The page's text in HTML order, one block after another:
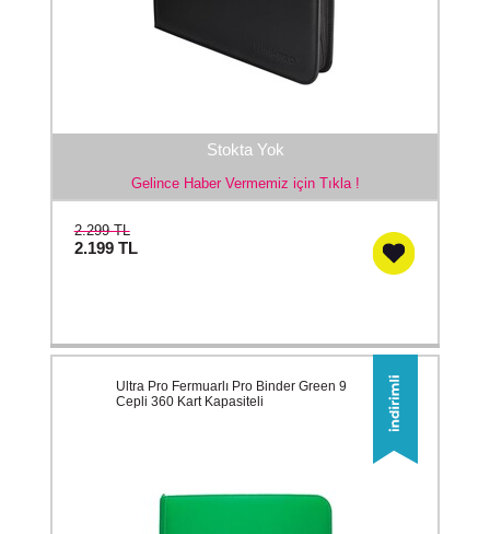
Stokta Yok
Gelince Haber Vermemiz için Tıkla !
2.299 TL
2.199 TL
Ultra Pro Fermuarlı Pro Binder Green 9
Cepli 360 Kart Kapasiteli